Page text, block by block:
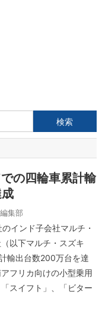
索:
の四輪車累計輸
編集部
インド子会社マルチ・
以下マルチ・スズキ
輸出台数200万台を達
フリカ向けの小型乗用
スイフト」、「ビター